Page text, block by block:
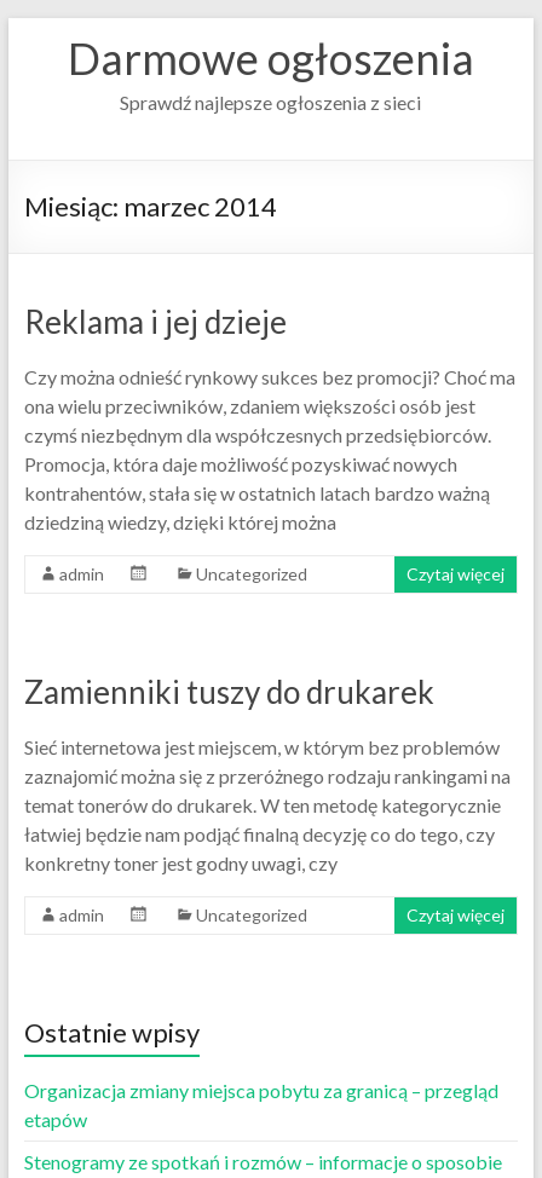
Darmowe ogłoszenia
Sprawdź najlepsze ogłoszenia z sieci
Miesiąc: marzec 2014
Reklama i jej dzieje
Czy można odnieść rynkowy sukces bez promocji? Choć ma
ona wielu przeciwników, zdaniem większości osób jest
czymś niezbędnym dla współczesnych przedsiębiorców.
Promocja, która daje możliwość pozyskiwać nowych
kontrahentów, stała się w ostatnich latach bardzo ważną
dziedziną wiedzy, dzięki której można
admin Uncategorized Czytaj więcej
Zamienniki tuszy do drukarek
Sieć internetowa jest miejscem, w którym bez problemów
zaznajomić można się z przeróżnego rodzaju rankingami na
temat tonerów do drukarek. W ten metodę kategorycznie
łatwiej będzie nam podjąć finalną decyzję co do tego, czy
konkretny toner jest godny uwagi, czy
admin Uncategorized Czytaj więcej
Ostatnie wpisy
Organizacja zmiany miejsca pobytu za granicą – przegląd
etapów
Stenogramy ze spotkań i rozmów – informacje o sposobie